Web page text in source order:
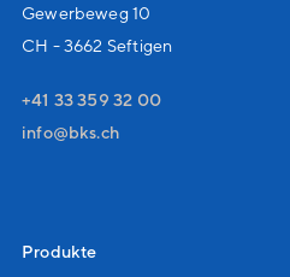
Gewerbeweg 10
CH - 3662 Seftigen
+41 33 359 32 00
nf
bks ch
Produkte